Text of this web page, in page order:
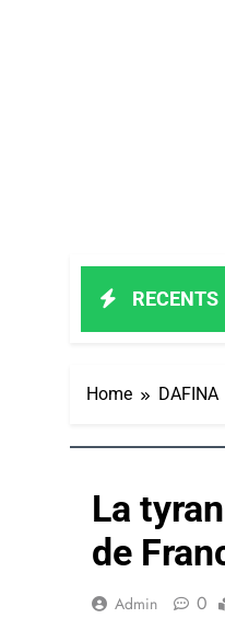
RECENTS
5
Home DAFINA
La
de
Admin 0